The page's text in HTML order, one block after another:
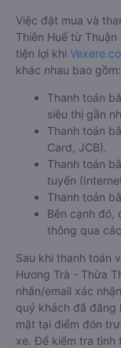
Việc đặt mua và
Thiên Huế từ
tiện lợi khi
khác nhau bao gồm:
Thanh toán
siêu thị gần
Thanh toán
Card, JCB).
Thanh toán
tuyến
Thanh toán
Bên cạnh đó,
thông qua
Sau khi thanh toán
Hương Trà - Thừa
nhắn/email xác
quý khách đã đăng
mặt tại điểm đón
xe. Để kiểm tra tình